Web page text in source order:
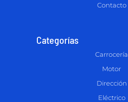
Contacto
Categorías
Carrocería
Motor
Dirección
Eléctrico